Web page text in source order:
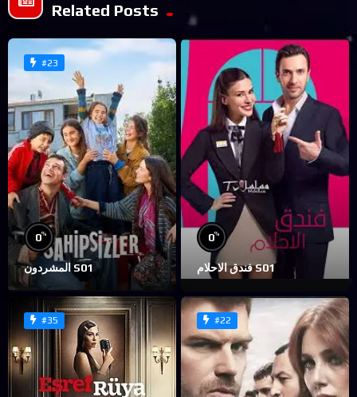
Related Posts
#23
0%
المشردون S01
0%
فندق الاحلام S01
#35 #22